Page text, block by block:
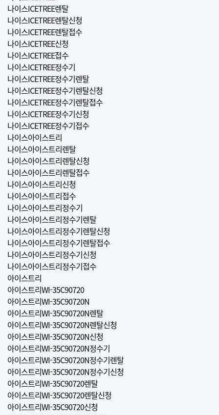
나이스ICETREE렌탈
나이스ICETREE렌탈신청
나이스ICETREE렌탈접수
나이스ICETREE신청
나이스ICETREE접수
나이스ICETREE정수기
나이스ICETREE정수기렌탈
나이스ICETREE정수기렌탈신청
나이스ICETREE정수기렌탈접수
나이스ICETREE정수기신청
나이스ICETREE정수기접수
나이스아이스트리
나이스아이스트리렌탈
나이스아이스트리렌탈신청
나이스아이스트리렌탈접수
나이스아이스트리신청
나이스아이스트리접수
나이스아이스트리정수기
나이스아이스트리정수기렌탈
나이스아이스트리정수기렌탈신청
나이스아이스트리정수기렌탈접수
나이스아이스트리정수기신청
나이스아이스트리정수기접수
아이스트리
아이스트리WI-35C90720
아이스트리WI-35C90720N
아이스트리WI-35C90720N렌탈
아이스트리WI-35C90720N렌탈신청
아이스트리WI-35C90720N신청
아이스트리WI-35C90720N정수기
아이스트리WI-35C90720N정수기렌탈
아이스트리WI-35C90720N정수기신청
아이스트리WI-35C90720렌탈
아이스트리WI-35C90720렌탈신청
아이스트리WI-35C90720신청